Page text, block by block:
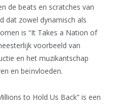
de beats en scratches van
dat zowel dynamisch als
is “It Takes a Nation of
voorbeeld van
en het muzikantschap
en beïnvloeden.
to Hold Us Back” is een